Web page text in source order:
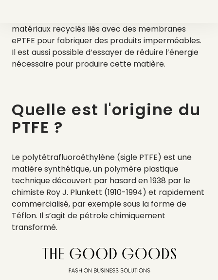
matériaux recyclés liés avec des membranes
ePTFE pour fabriquer des produits imperméables.
Il est aussi possible d’essayer de réduire l’énergie
nécessaire pour produire cette matière.
Quelle est l'origine du
PTFE ?
Le polytétrafluoroéthylène (sigle PTFE) est une
matière synthétique, un polymère plastique
technique découvert par hasard en 1938 par le
chimiste Roy J. Plunkett (1910-1994) et rapidement
commercialisé, par exemple sous la forme de
Téflon. Il s’agit de pétrole chimiquement
transformé.